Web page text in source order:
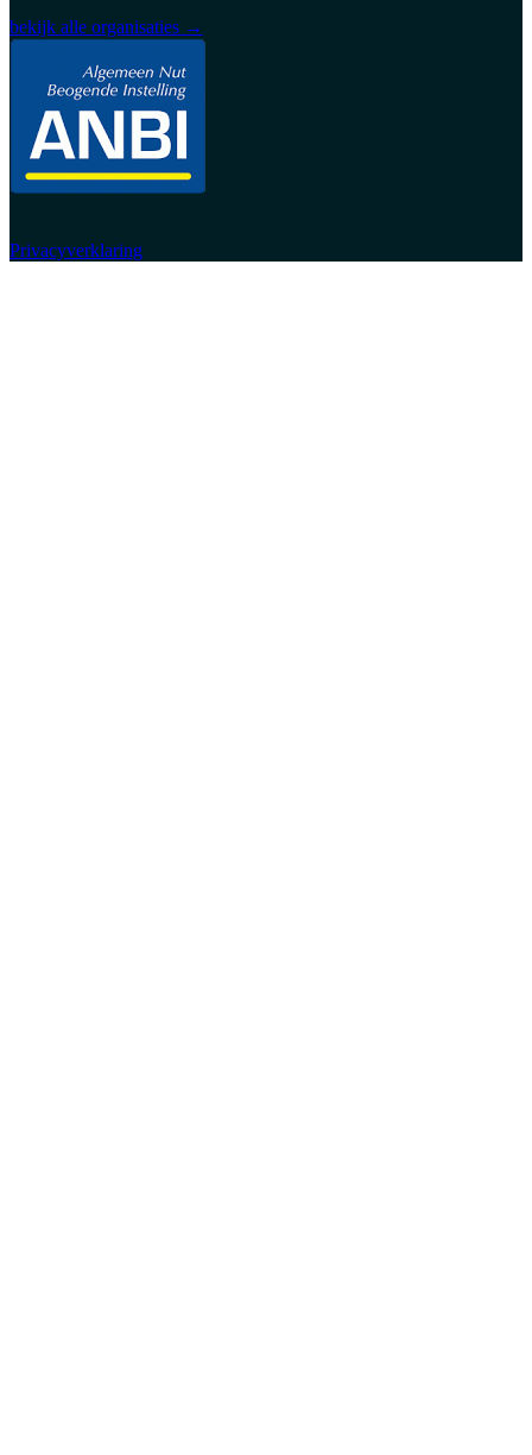
bekijk alle organisaties →
Privacyverklaring